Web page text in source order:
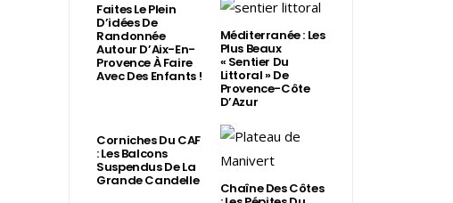
Faites Le Plein
D’idées De
Randonnée
Autour D’Aix-En-
Provence À Faire
Avec Des Enfants !
Méditerranée : Les
Plus Beaux
« Sentier Du
Littoral » De
Provence-Côte
D’Azur
Corniches Du CAF
: Les Balcons
Suspendus De La
Grande Candelle Chaîne Des Côtes